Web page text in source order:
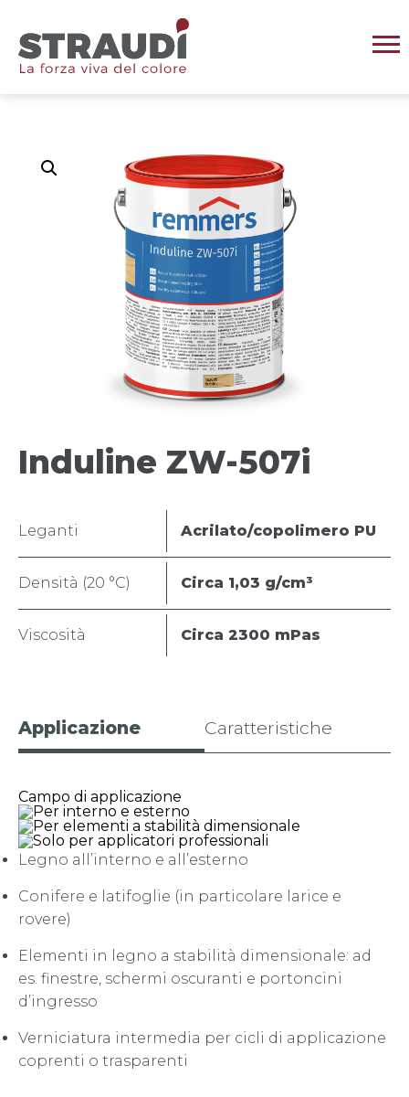
Induline ZW-507i
Leganti Acrilato/copolimero PU
Densità (20 °C) Circa 1,03 g/cm³
Viscosità Circa 2300 mPas
Applicazione Caratteristiche
Campo di applicazione
Legno all’interno e all’esterno
Conifere e latifoglie (in particolare larice e
rovere)
Elementi in legno a stabilità dimensionale: ad
es. finestre, schermi oscuranti e portoncini
d’ingresso
Verniciatura intermedia per cicli di applicazione
coprenti o trasparenti